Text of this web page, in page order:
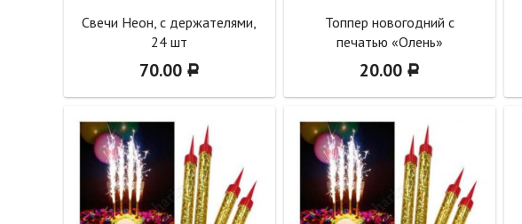
Свечи Неон, с держателями,
24 шт
70.00 Р
Топпер новогодний с
печатью «Олень»
20.00 Р